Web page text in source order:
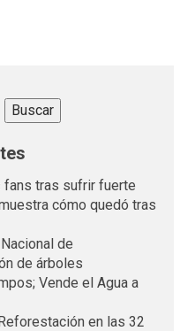
Buscar
fans tras sufrir fuerte
cómo quedó tras
de
de árboles
Vende el Agua a
en las 32